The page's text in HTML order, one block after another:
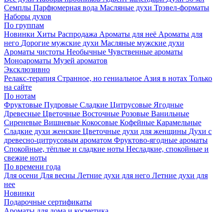
Семплы Парфюмерная вода Масляные духи Трэвел-форматы
Наборы духов
По группам
Новинки Хиты Распродажа Ароматы для неё Ароматы для
него Дорогие мужские духи Масляные мужские духи
Ароматы чистоты Необычные Чувственные ароматы
Моноароматы Музей ароматов
Эксклюзивно
Релакс-терапия Странное, но гениальное Азия в нотах Только
на сайте
По нотам
Фруктовые Пудровые Сладкие Цитрусовые Ягодные
Древесные Цветочные Восточные Розовые Ванильные
Сиреневые Вишневые Кокосовые Кофейные Карамельные
Сладкие духи женские Цветочные духи для женщины Духи с
древесно-цитрусовым ароматом Фруктово-ягодные ароматы
Спокойные, тёплые и сладкие ноты Несладкие, спокойные и
свежие ноты
По времени года
Для осени Для весны Летние духи для него Летние духи для
нее
Новинки
Подарочные сертификаты